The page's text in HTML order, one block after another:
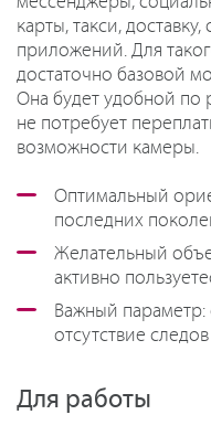
карты, такси,
приложений. Для
достаточно базовой
Она будет удобной по
не потребует
возможности камеры.
Оптимальный
последних
Желательный
активно
Важный параметр:
отсутствие
Для работы